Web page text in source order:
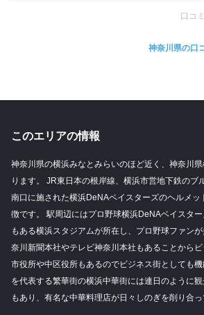
口コ
神奈川県の口
このエリアの情報
神奈川県の横浜みなとみらいのほど近く、神奈川
ります。 JR東日本の根岸線、横浜市営地下鉄のブ
南口に施された横浜DeNAベイスターズのヘルメッ
徴です。 駅周辺にはプロ野球横浜DeNAベイスタ
もある横浜スタジアムが所在し、プロ野球ファン
奈川新聞本社やテレビ神奈川本社もあることから
市役所や中区役所もあるのでビジネス街としても
を代表する繁華街の横浜中華街には連日のように
もあり、有名な中華料理店が日々しのぎを削り合っ